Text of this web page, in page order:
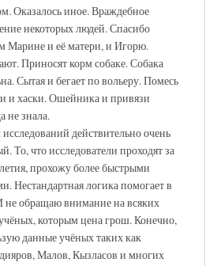
Оказалось иное. Враждебное
некоторых людей. Спасибо
Марине и её матери, и Игорю.
Приносят корм собаке. Собака
Сытая и бегает по вольеру. Помесь
и хаски. Ошейника и привязи
не знала.
действительно очень
То, что исследователи проходят за
прохожу более быстрыми
Нестандартная логика помогает в
не обращаю внимание на всяких
которым цена грош. Конечно,
данные учёных таких как
Малов, Кызласов и многих